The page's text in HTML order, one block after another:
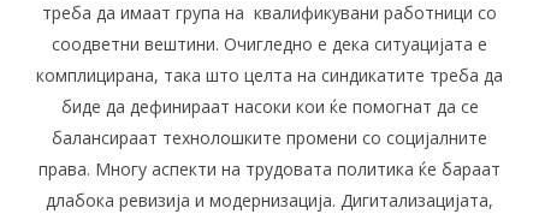
треба да имаат група на квалификувани работници со
соодветни вештини. Очигледно е дека ситуацијата е
комплицирана, така што целта на синдикатите треба да
биде да дефинираат насоки кои ќе помогнат да се
балансираат технолошките промени со социјалните
права. Многу аспекти на трудовата политика ќе бараат
длабока ревизија и модернизација. Дигитализацијата,